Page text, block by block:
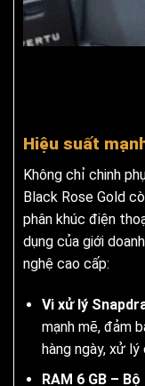
Hiệu suất
Không chỉ chinh
Black Rose Gold
phân khúc điện
dụng của giới
nghệ cao cấp:
Vi xử lý
mạnh mẽ, đảm
hàng ngày, xử
RAM 6 GB –